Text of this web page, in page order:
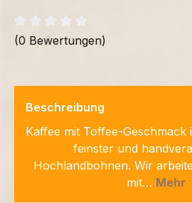
(0 Bewertungen)
Beschreibung
Kaffee mit Toffee-Geschmack
feinster und
Hochlandbohnen. Wir
mit… Mehr